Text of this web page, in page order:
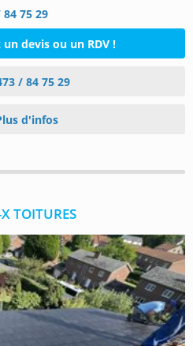
75 29
un devis ou un RDV !
/ 84 75 29
d'infos
TOITURES